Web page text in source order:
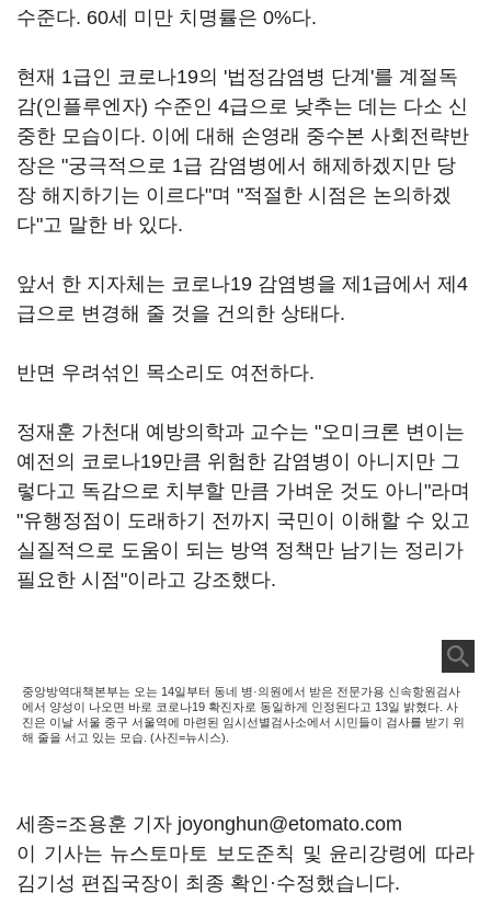
수준다. 60세 미만 치명률은 0%다.
현재 1급인 코로나19의 '법정감염병 단계'를 계절독
감(인플루엔자) 수준인 4급으로 낮추는 데는 다소 신
중한 모습이다. 이에 대해 손영래 중수본 사회전략반
장은 "궁극적으로 1급 감염병에서 해제하겠지만 당
장 해지하기는 이르다"며 "적절한 시점은 논의하겠
다"고 말한 바 있다.
앞서 한 지자체는 코로나19 감염병을 제1급에서 제4
급으로 변경해 줄 것을 건의한 상태다.
반면 우려섞인 목소리도 여전하다.
정재훈 가천대 예방의학과 교수는 "오미크론 변이는
예전의 코로나19만큼 위험한 감염병이 아니지만 그
렇다고 독감으로 치부할 만큼 가벼운 것도 아니"라며
"유행정점이 도래하기 전까지 국민이 이해할 수 있고
실질적으로 도움이 되는 방역 정책만 남기는 정리가
필요한 시점"이라고 강조했다.
중앙방역대책본부는 오는 14일부터 동네 병·의원에서 받은 전문가용 신속항원검사
에서 양성이 나오면 바로 코로나19 확진자로 동일하게 인정된다고 13일 밝혔다. 사
진은 이날 서울 중구 서울역에 마련된 임시선별검사소에서 시민들이 검사를 받기 위
해 줄을 서고 있는 모습. (사진=뉴시스).
세종=조용훈 기자 joyonghun@etomato.com
이 기사는 뉴스토마토 보도준칙 및 윤리강령에 따라
김기성 편집국장이 최종 확인·수정했습니다.